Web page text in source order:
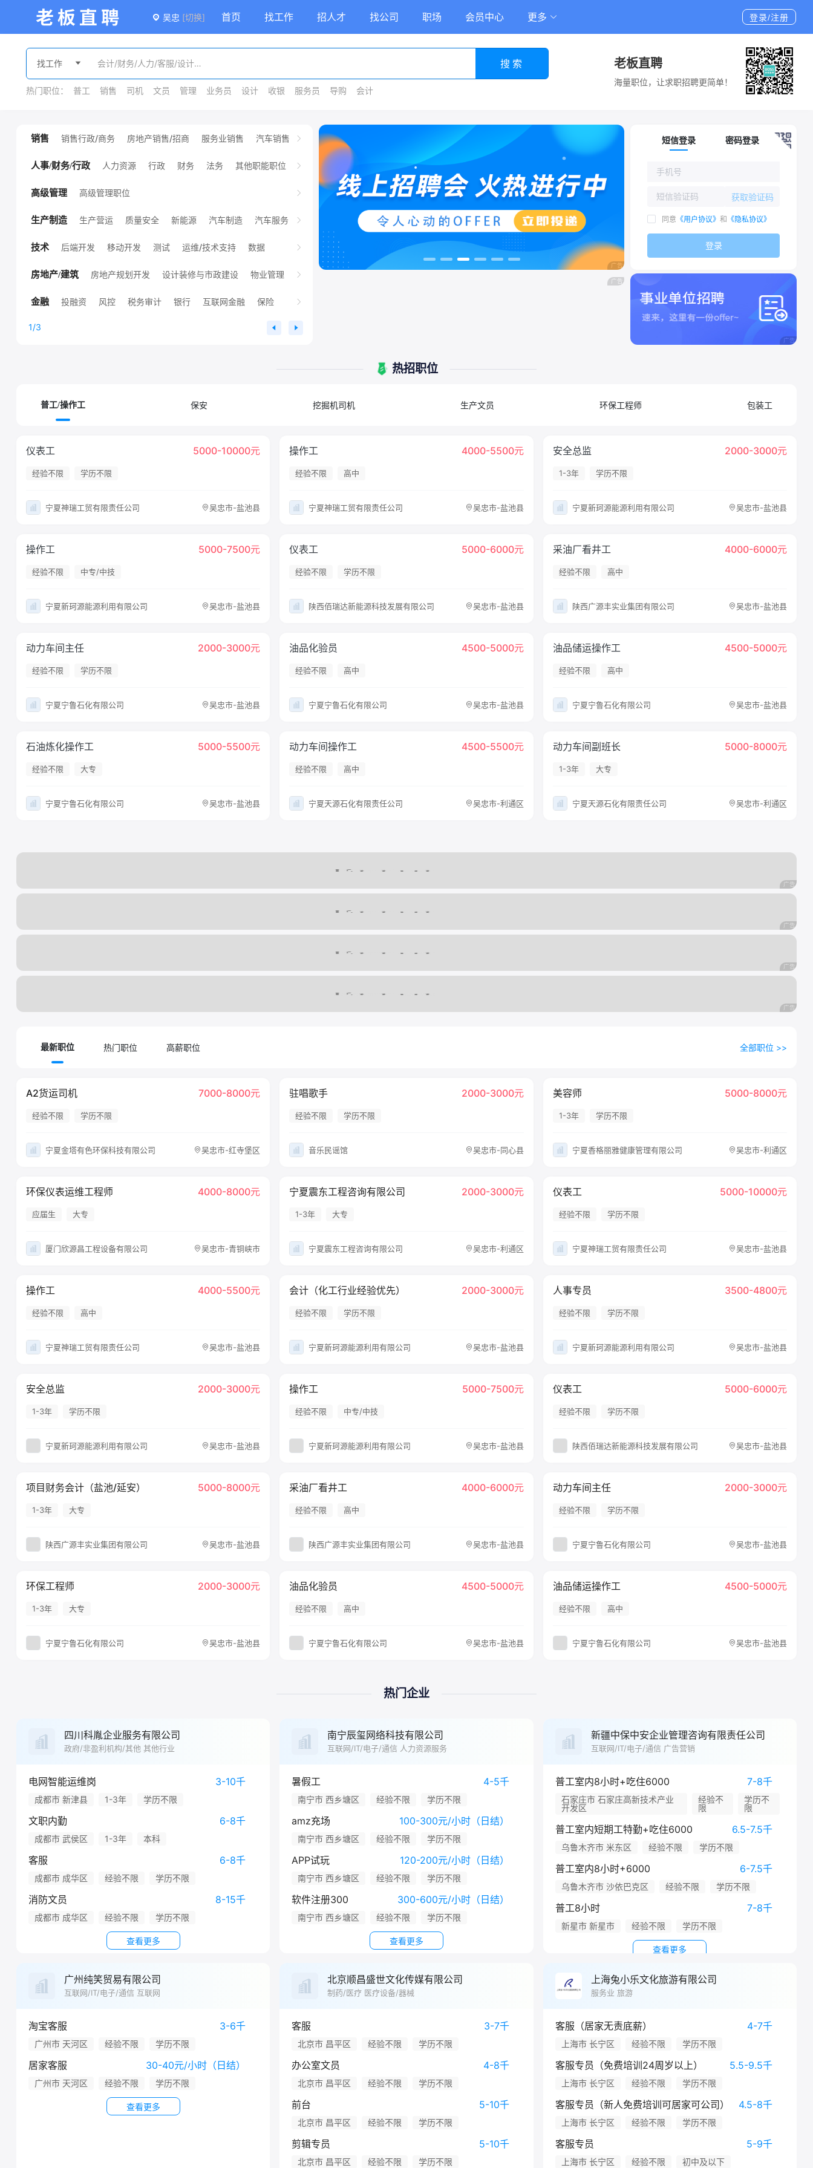
吴忠 [切换] 首页 找工作 招人才 找公司 职场 会员中心 更多 登录/注册
搜 索
热门职位： 普工 销售 司机 文员 管理 业务员 设计 收银 服务员 导购 会计
老板直聘
海量职位，让求职招聘更简单！
销售 销售行政/商务 房地产销售/招商 服务业销售
汽车销售
医疗销售
销售管理 其他销售职位
人事/财务/行政 人力资源 行政 财务 法务 其他职能职位
高级管理 高级管理职位
生产制造 生产营运 质量安全 新能源 汽车制造
汽车服务
其他生产制造职位
环保 能源/地质
技术 后端开发 移动开发 测试 运维/技术支持
数据
高端技术职位
人工智能 销售技术支持 其他技术职位
房地产/建筑 房地产规划开发 设计装修与市政建设
物业管理
金融 投融资 风控 税务审计 银行 互联网金融
保险
1/3
短信登录 密码登录
获取验证码
同意 《用户协议》 和 《隐私协议》
登录
热招职位
普工/操作工 保安 挖掘机司机 生产文员 环保工程师 包装工
仪表工 5000-10000元
经验不限 学历不限
宁夏神瑞工贸有限责任公司 吴忠市-盐池县
操作工 4000-5500元
经验不限 高中
宁夏神瑞工贸有限责任公司 吴忠市-盐池县
安全总监 2000-3000元
1-3年 学历不限
宁夏新珂源能源利用有限公司 吴忠市-盐池县
操作工 5000-7500元
经验不限 中专/中技
宁夏新珂源能源利用有限公司 吴忠市-盐池县
仪表工 5000-6000元
经验不限 学历不限
陕西佰瑞达新能源科技发展有限公司 吴忠市-盐池县
采油厂看井工 4000-6000元
经验不限 高中
陕西广源丰实业集团有限公司 吴忠市-盐池县
动力车间主任 2000-3000元
经验不限 学历不限
宁夏宁鲁石化有限公司 吴忠市-盐池县
油品化验员 4500-5000元
经验不限 高中
宁夏宁鲁石化有限公司 吴忠市-盐池县
油品储运操作工 4500-5000元
经验不限 高中
宁夏宁鲁石化有限公司 吴忠市-盐池县
石油炼化操作工 5000-5500元
经验不限 大专
宁夏宁鲁石化有限公司 吴忠市-盐池县
动力车间操作工 4500-5500元
经验不限 高中
宁夏天源石化有限责任公司 吴忠市-利通区
动力车间副班长 5000-8000元
1-3年 大专
宁夏天源石化有限责任公司 吴忠市-利通区
最新职位 热门职位 高薪职位 全部职位 >>
A2货运司机 7000-8000元
经验不限 学历不限
宁夏金塔有色环保科技有限公司 吴忠市-红寺堡区
驻唱歌手 2000-3000元
经验不限 学历不限
音乐民谣馆 吴忠市-同心县
美容师 5000-8000元
1-3年 学历不限
宁夏香格丽雅健康管理有限公司 吴忠市-利通区
环保仪表运维工程师 4000-8000元
应届生 大专
厦门欣源昌工程设备有限公司 吴忠市-青铜峡市
宁夏震东工程咨询有限公司 2000-3000元
1-3年 大专
宁夏震东工程咨询有限公司 吴忠市-利通区
仪表工 5000-10000元
经验不限 学历不限
宁夏神瑞工贸有限责任公司 吴忠市-盐池县
操作工 4000-5500元
经验不限 高中
宁夏神瑞工贸有限责任公司 吴忠市-盐池县
会计（化工行业经验优先） 2000-3000元
经验不限 学历不限
宁夏新珂源能源利用有限公司 吴忠市-盐池县
人事专员 3500-4800元
经验不限 学历不限
宁夏新珂源能源利用有限公司 吴忠市-盐池县
安全总监 2000-3000元
1-3年 学历不限
宁夏新珂源能源利用有限公司 吴忠市-盐池县
操作工 5000-7500元
经验不限 中专/中技
宁夏新珂源能源利用有限公司 吴忠市-盐池县
仪表工 5000-6000元
经验不限 学历不限
陕西佰瑞达新能源科技发展有限公司 吴忠市-盐池县
项目财务会计（盐池/延安） 5000-8000元
1-3年 大专
陕西广源丰实业集团有限公司 吴忠市-盐池县
采油厂看井工 4000-6000元
经验不限 高中
陕西广源丰实业集团有限公司 吴忠市-盐池县
动力车间主任 2000-3000元
经验不限 学历不限
宁夏宁鲁石化有限公司 吴忠市-盐池县
环保工程师 2000-3000元
1-3年 大专
宁夏宁鲁石化有限公司 吴忠市-盐池县
油品化验员 4500-5000元
经验不限 高中
宁夏宁鲁石化有限公司 吴忠市-盐池县
油品储运操作工 4500-5000元
经验不限 高中
宁夏宁鲁石化有限公司 吴忠市-盐池县
热门企业
四川科胤企业服务有限公司
政府/非盈利机构/其他 其他行业
电网智能运维岗 3-10千
成都市 新津县 1-3年 学历不限
文职内勤 6-8千
成都市 武侯区 1-3年 本科
客服 6-8千
成都市 成华区 经验不限 学历不限
消防文员 8-15千
成都市 成华区 经验不限 学历不限
查看更多
南宁辰玺网络科技有限公司
互联网/IT/电子/通信 人力资源服务
暑假工 4-5千
南宁市 西乡塘区 经验不限 学历不限
amz充场 100-300元/小时（日结）
南宁市 西乡塘区 经验不限 学历不限
APP试玩 120-200元/小时（日结）
南宁市 西乡塘区 经验不限 学历不限
软件注册300 300-600元/小时（日结）
南宁市 西乡塘区 经验不限 学历不限
查看更多
新疆中保中安企业管理咨询有限责任公司
互联网/IT/电子/通信 广告营销
普工室内8小时+吃住6000 7-8千
石家庄市 石家庄高新技术产业
开发区
经验不
限
学历不
限
普工室内短期工特勤+吃住6000 6.5-7.5千
乌鲁木齐市 米东区 经验不限 学历不限
普工室内8小时+6000 6-7.5千
乌鲁木齐市 沙依巴克区 经验不限 学历不限
普工8小时 7-8千
新星市 新星市 经验不限 学历不限
查看更多
广州纯笑贸易有限公司
互联网/IT/电子/通信 互联网
淘宝客服 3-6千
广州市 天河区 经验不限 学历不限
居家客服 30-40元/小时（日结）
广州市 天河区 经验不限 学历不限
查看更多
北京顺昌盛世文化传媒有限公司
制药/医疗 医疗设备/器械
客服 3-7千
北京市 昌平区 经验不限 学历不限
办公室文员 4-8千
北京市 昌平区 经验不限 学历不限
前台 5-10千
北京市 昌平区 经验不限 学历不限
剪辑专员 5-10千
北京市 昌平区 经验不限 学历不限
上海兔小乐文化旅游有限公司
服务业 旅游
客服（居家无责底薪） 4-7千
上海市 长宁区 经验不限 学历不限
客服专员（免费培训24周岁以上） 5.5-9.5千
上海市 长宁区 经验不限 学历不限
客服专员（新人免费培训可居家可公司） 4.5-8千
上海市 长宁区 经验不限 学历不限
客服专员 5-9千
上海市 长宁区 经验不限 初中及以下